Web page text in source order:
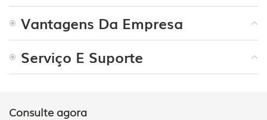
Vantagens Da Empresa
Serviço E Suporte
Consulte agora